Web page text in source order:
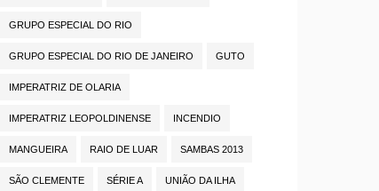
GRUPO ESPECIAL DO RIO
GRUPO ESPECIAL DO RIO DE JANEIRO GUTO
IMPERATRIZ DE OLARIA
IMPERATRIZ LEOPOLDINENSE INCENDIO
MANGUEIRA RAIO DE LUAR SAMBAS 2013
SÃO CLEMENTE SÉRIE A UNIÃO DA ILHA